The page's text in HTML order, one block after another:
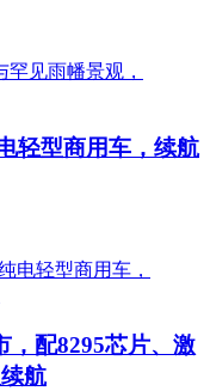
轻型商用车，续航
，配8295芯片、激
航